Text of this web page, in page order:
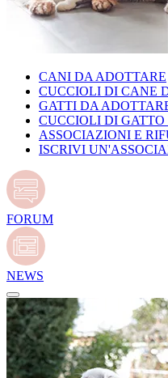
CANI DA ADOTTARE
CUCCIOLI DI CANE
GATTI DA
CUCCIOLI DI
ASSOCIAZIONI E
ISCRIVI
FORUM
NEWS